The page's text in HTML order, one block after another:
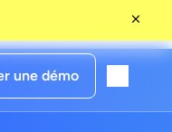
une démo